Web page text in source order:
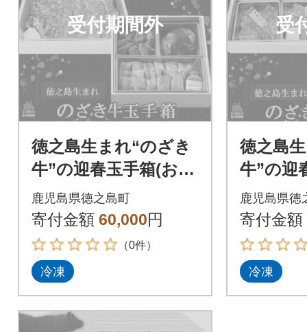
受付期間外
徳之島生まれ“のざき
牛”の迎春玉手箱(おせ
ち)赤身カルビセット
(二段)
鹿児島県徳之島町
寄付金額 60,000円
（0件）
冷凍
受
徳之島
牛”の迎
ち)焼肉
ト(二段)
鹿児島県徳
寄付金額
冷凍